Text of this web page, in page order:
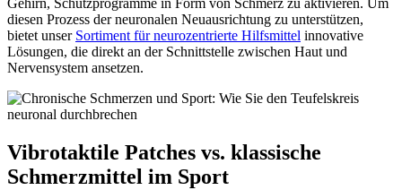
Gehirn, Schutzprogramme in Form von Schmerz zu aktivieren. Um
diesen Prozess der neuronalen Neuausrichtung zu unterstützen,
bietet unser Sortiment für neurozentrierte Hilfsmittel innovative
Lösungen, die direkt an der Schnittstelle zwischen Haut und
Nervensystem ansetzen.
Vibrotaktile Patches vs. klassische
Schmerzmittel im Sport